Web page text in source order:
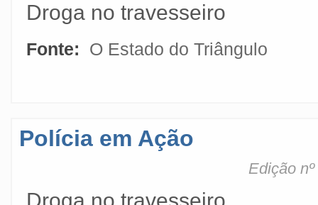
Droga no travesseiro
Fonte: O Estado do Triângulo
Polícia em Ação
Edição